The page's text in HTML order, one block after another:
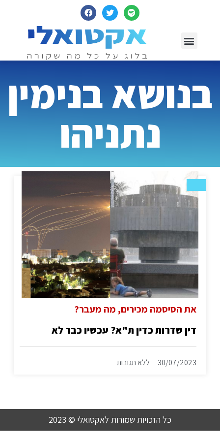
בנושא בנימין
נתניהו
את הסיסמה מכירים, מה מעבר?
דין שדרות כדין ת"א? עכשיו כבר לא
30/07/2023 ללא תגובות
כל הזכויות שמורות לאקטואלי © 2023